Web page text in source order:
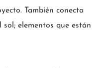
También conecta
elementos que están